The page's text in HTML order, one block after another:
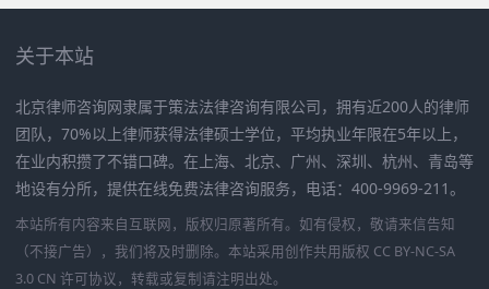
关于本站
北京律师咨询网隶属于策法法律咨询有限公司，拥有近200人的律师
团队，70%以上律师获得法律硕士学位，平均执业年限在5年以上，
在业内积攒了不错口碑。在上海、北京、广州、深圳、杭州、青岛等
地设有分所，提供在线免费法律咨询服务，电话：400-9969-211。
本站所有内容来自互联网，版权归原著所有。如有侵权，敬请来信告知
（不接广告），我们将及时删除。本站采用创作共用版权 CC BY-NC-SA
3.0 CN 许可协议，转载或复制请注明出处。